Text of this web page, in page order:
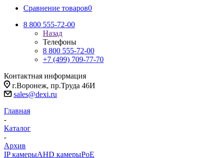
Сравнение товаров0
8 800 555-72-00
Назад
Телефоны
8 800 555-72-00
+7 (499) 709-77-70
Контактная информация
г.Воронеж, пр.Труда 46И
sales@dexi.ru
Главная
-
Каталог
-
Архив
IP камерыAHD камерыPoE